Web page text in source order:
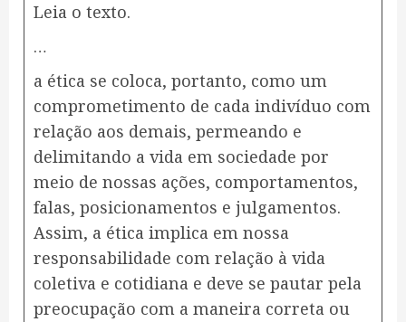
Leia o texto.
…
a ética se coloca, portanto, como um
comprometimento de cada indivíduo com
relação aos demais, permeando e
delimitando a vida em sociedade por
meio de nossas ações, comportamentos,
falas, posicionamentos e julgamentos.
Assim, a ética implica em nossa
responsabilidade com relação à vida
coletiva e cotidiana e deve se pautar pela
preocupação com a maneira correta ou